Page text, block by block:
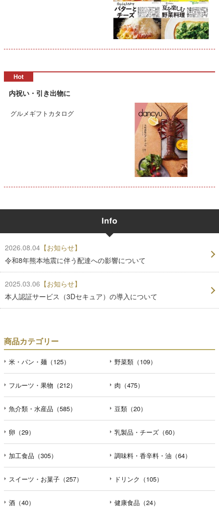
内祝い・引き出物に
グルメギフトカタログ
2026.08.04 【お知らせ】
令和8年熊本地震に伴う配達への影響について
2025.03.06 【お知らせ】
本人認証サービス（3Dセキュア）の導入について
商品カテゴリー
米・パン・麺（125） 野菜類（109）
フルーツ・果物（212） 肉（475）
魚介類・水産品（585） 豆類（20）
卵（29） 乳製品・チーズ（60）
加工食品（305） 調味料・香辛料・油（64）
スイーツ・お菓子（257） ドリンク（105）
酒（40） 健康食品（24）